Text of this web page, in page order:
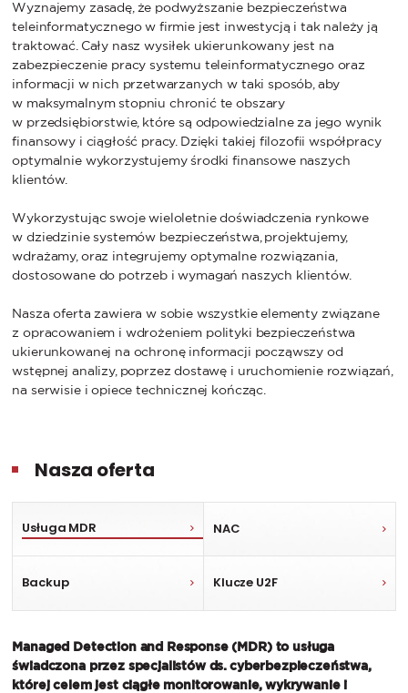
Wyznajemy zasadę, że podwyższanie bezpieczeństwa
teleinformatycznego w firmie jest inwestycją i tak należy ją
traktować. Cały nasz wysiłek ukierunkowany jest na
zabezpieczenie pracy systemu teleinformatycznego oraz
informacji w nich przetwarzanych w taki sposób, aby
w maksymalnym stopniu chronić te obszary
w przedsiębiorstwie, które są odpowiedzialne za jego wynik
finansowy i ciągłość pracy. Dzięki takiej filozofii współpracy
optymalnie wykorzystujemy środki finansowe naszych
klientów.
Wykorzystując swoje wieloletnie doświadczenia rynkowe
w dziedzinie systemów bezpieczeństwa, projektujemy,
wdrażamy, oraz integrujemy optymalne rozwiązania,
dostosowane do potrzeb i wymagań naszych klientów.
Nasza oferta zawiera w sobie wszystkie elementy związane
z opracowaniem i wdrożeniem polityki bezpieczeństwa
ukierunkowanej na ochronę informacji począwszy od
wstępnej analizy, poprzez dostawę i uruchomienie rozwiązań,
na serwisie i opiece technicznej kończąc.
Nasza oferta
Usługa MDR NAC
Backup Klucze U2F
Managed Detection and Response (MDR) to usługa
świadczona przez specjalistów ds. cyberbezpieczeństwa,
której celem jest ciągłe monitorowanie, wykrywanie i